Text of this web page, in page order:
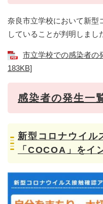
奈良市立学校において新型
していることが判明しまし
市立学校での感染者の
183KB]
感染者の発生一
新型コロナウイル
「COCOA」をイ